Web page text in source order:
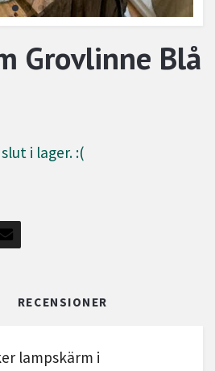
Grovlinne Blå
i lager. :(
RECENSIONER
lampskärm i